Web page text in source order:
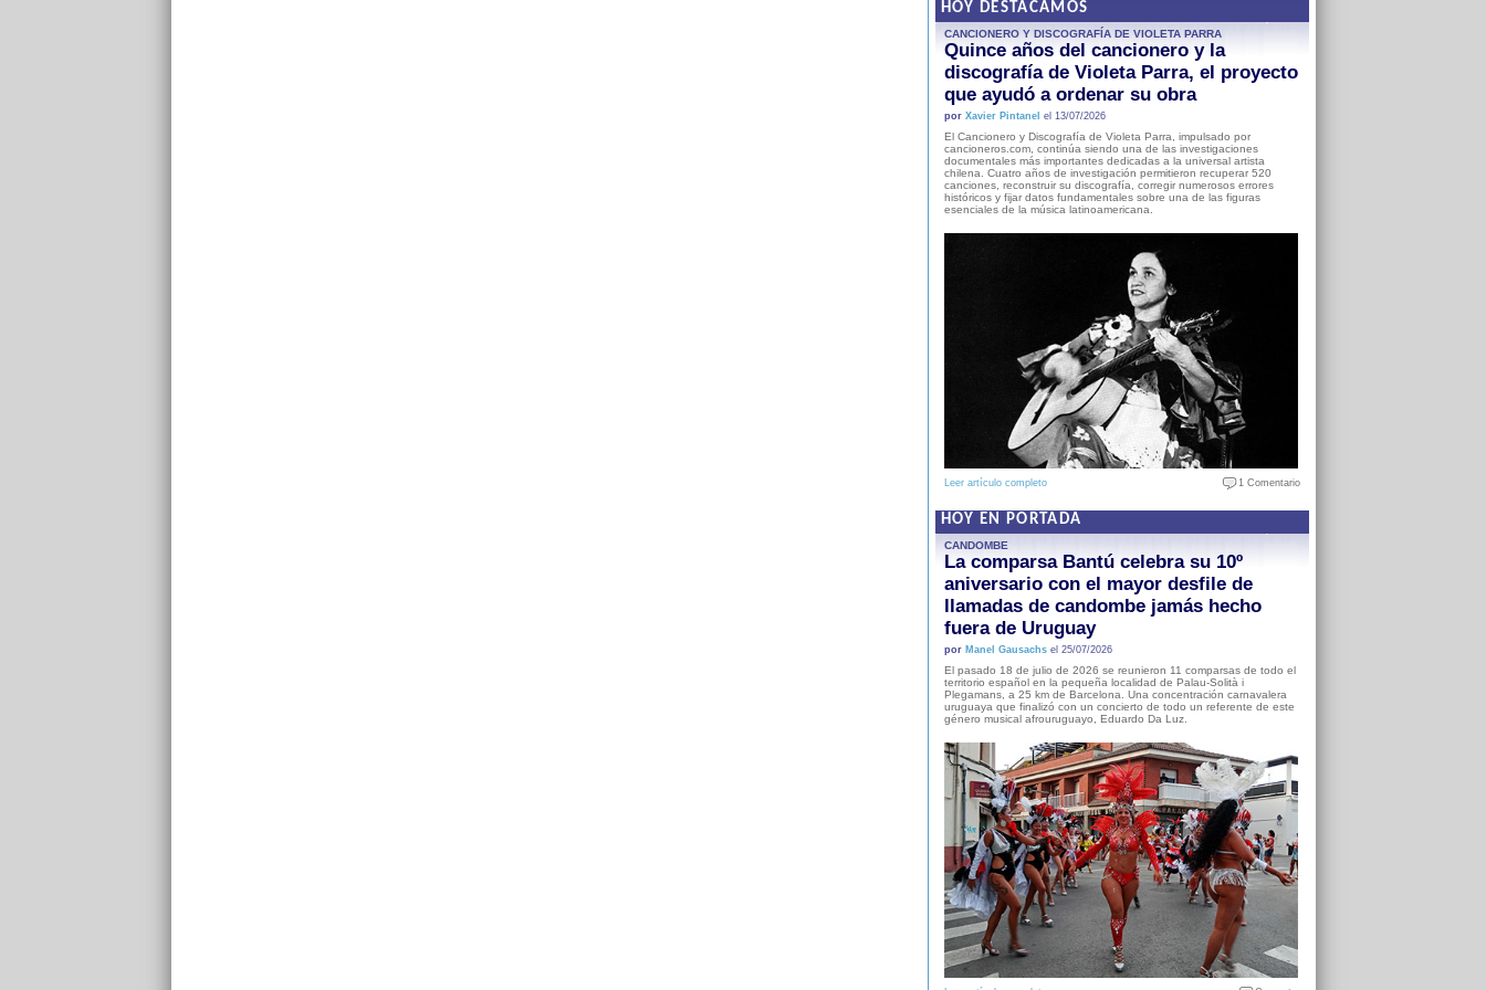
HOY DESTACAMOS
CANCIONERO Y DISCOGRAFÍA DE VIOLETA PARRA
Quince años del cancionero y la
discografía de Violeta Parra, el proyecto
que ayudó a ordenar su obra
por Xavier Pintanel el 13/07/2026
El Cancionero y Discografía de Violeta Parra, impulsado por
cancioneros.com, continúa siendo una de las investigaciones
documentales más importantes dedicadas a la universal artista
chilena. Cuatro años de investigación permitieron recuperar 520
canciones, reconstruir su discografía, corregir numerosos errores
históricos y fijar datos fundamentales sobre una de las figuras
esenciales de la música latinoamericana.
Leer artículo completo 1 Comentario
HOY EN PORTADA
CANDOMBE
La comparsa Bantú celebra su 10º
aniversario con el mayor desfile de
llamadas de candombe jamás hecho
fuera de Uruguay
por Manel Gausachsel 25/07/2026
El pasado 18 de julio de 2026 se reunieron 11 comparsas de todo el
territorio español en la pequeña localidad de Palau-Solità i
Plegamans, a 25 km de Barcelona. Una concentración carnavalera
uruguaya que finalizó con un concierto de todo un referente de este
género musical afrouruguayo, Eduardo Da Luz.